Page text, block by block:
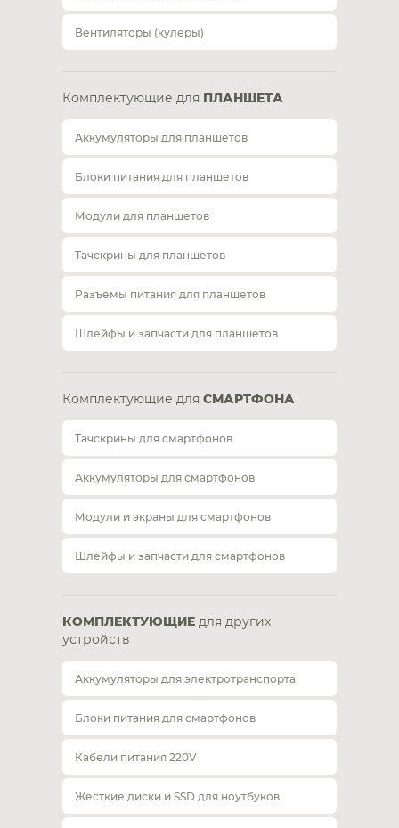
Вентиляторы (кулеры)
Комплектующие для ПЛАНШЕТА
Аккумуляторы для планшетов
Блоки питания для планшетов
Модули для планшетов
Тачскрины для планшетов
Разъемы питания для планшетов
Шлейфы и запчасти для планшетов
Комплектующие для СМАРТФОНА
Тачскрины для смартфонов
Аккумуляторы для смартфонов
Модули и экраны для смартфонов
Шлейфы и запчасти для смартфонов
КОМПЛЕКТУЮЩИЕ для других
устройств
Аккумуляторы для электротранспорта
Блоки питания для смартфонов
Кабели питания 220V
Жесткие диски и SSD для ноутбуков